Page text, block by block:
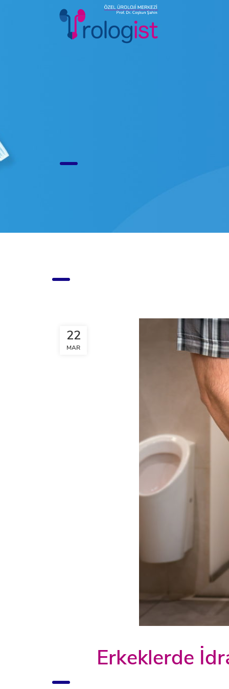
22
MAR
Erkeklerde